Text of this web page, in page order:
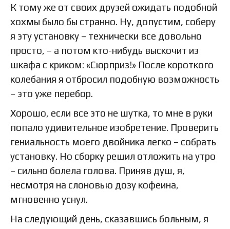
К тому же от своих друзей ожидать подобной
хохмы было бы странно. Ну, допустим, соберу
я эту установку – технически все довольно
просто, – а потом кто-нибудь выскочит из
шкафа с криком: «Сюрприз!» После короткого
колебания я отбросил подобную возможность
– это уже перебор.
Хорошо, если все это не шутка, то мне в руки
попало удивительное изобретение. Проверить
гениальность моего двойника легко – собрать
установку. Но сборку решил отложить на утро
– сильно болела голова. Приняв душ, я,
несмотря на слоновью дозу кофеина,
мгновенно уснул.
На следующий день, сказавшись больным, я